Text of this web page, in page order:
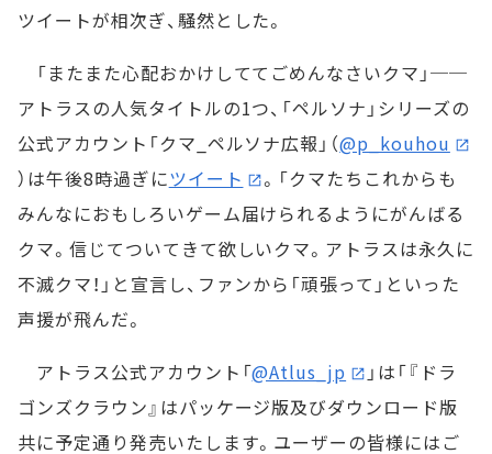
ツイートが相次ぎ、騒然とした。
「またまた心配おかけしててごめんなさいクマ」──
アトラスの人気タイトルの1つ、「ペルソナ」シリーズの
公式アカウント「クマ_ペルソナ広報」（@p_kouhou
）は午後8時過ぎにツイート
。「クマたちこれからも
みんなにおもしろいゲーム届けられるようにがんばる
クマ。信じてついてきて欲しいクマ。アトラスは永久に
不滅クマ！」と宣言し、ファンから「頑張って」といった
声援が飛んだ。
アトラス公式アカウント「@Atlus_jp
」は「『ドラ
ゴンズクラウン』はパッケージ版及びダウンロード版
共に予定通り発売いたします。ユーザーの皆様にはご